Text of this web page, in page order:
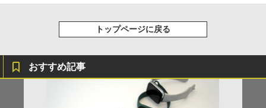
トップページに戻る
おすすめ記事